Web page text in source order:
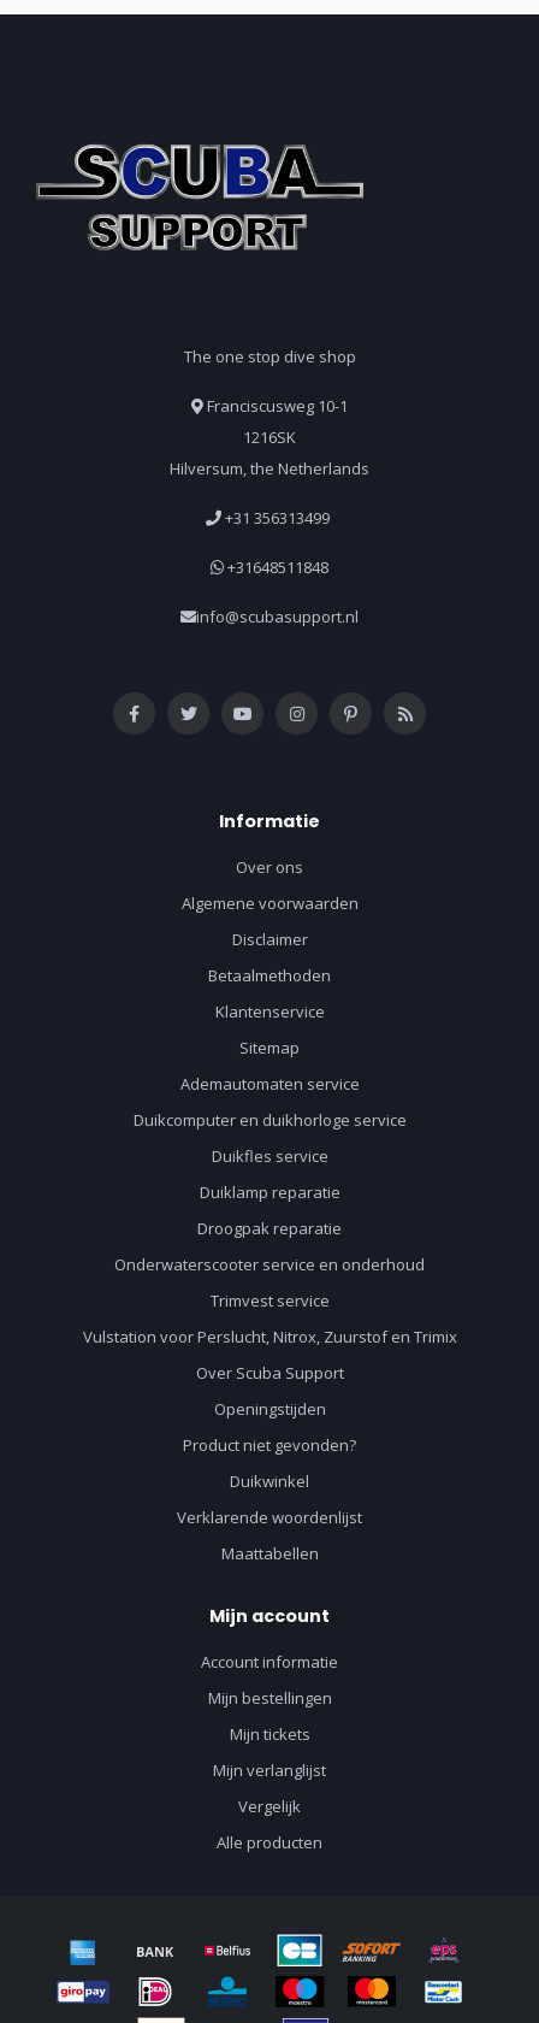
The one stop dive shop
Franciscusweg 10-1
1216SK
Hilversum, the Netherlands
+31 356313499
+31648511848
info@scubasupport.nl
Informatie
Over ons
Algemene voorwaarden
Disclaimer
Betaalmethoden
Klantenservice
Sitemap
Ademautomaten service
Duikcomputer en duikhorloge service
Duikfles service
Duiklamp reparatie
Droogpak reparatie
Onderwaterscooter service en onderhoud
Trimvest service
Vulstation voor Perslucht, Nitrox, Zuurstof en Trimix
Over Scuba Support
Openingstijden
Product niet gevonden?
Duikwinkel
Verklarende woordenlijst
Maattabellen
Mijn account
Account informatie
Mijn bestellingen
Mijn tickets
Mijn verlanglijst
Vergelijk
Alle producten